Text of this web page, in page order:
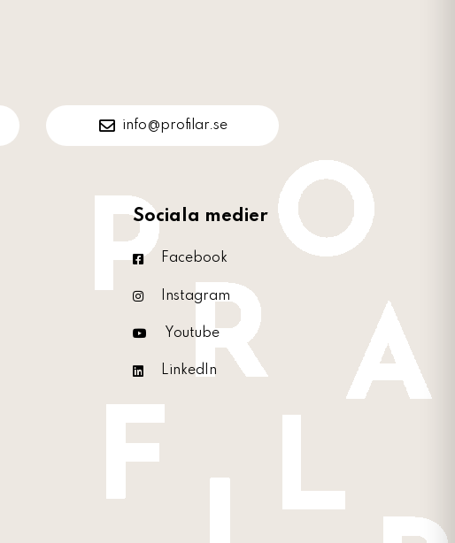
info@profilar.se
Sociala medier
Facebook
Instagram
Youtube
LinkedIn